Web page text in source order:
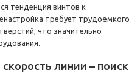
тенденция винтов к
требует трудоёмкого
что значительно
линии – поиск